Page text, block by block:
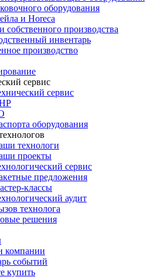
оборудования
и Horeca
собственного производства
инвентарь
производство
сервис
сервис
оборудования
технологи
проекты
сервис
предложения
классы
аудит
технолога
решения
компании
событий
купить